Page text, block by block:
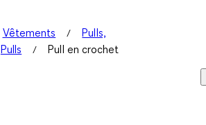
Vêtements
Pulls,
Pulls Pull en crochet